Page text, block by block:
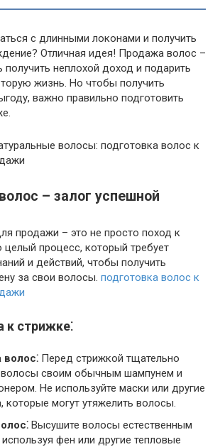
с длинными локонами и получить
Отличная идея! Продажа волос –
неплохой доход и подарить
жизнь. Но чтобы получить
важно правильно подготовить
– залог успешной
продажи – это не просто поход к
целый процесс, который требует
и действий, чтобы получить
за свои волосы. подготовка волос к
к стрижке⁚
волос⁚ Перед стрижкой тщательно
своим обычным шампунем и
Не используйте маски или другие
которые могут утяжелить волосы.
Высушите волосы естественным
используя фен или другие тепловые